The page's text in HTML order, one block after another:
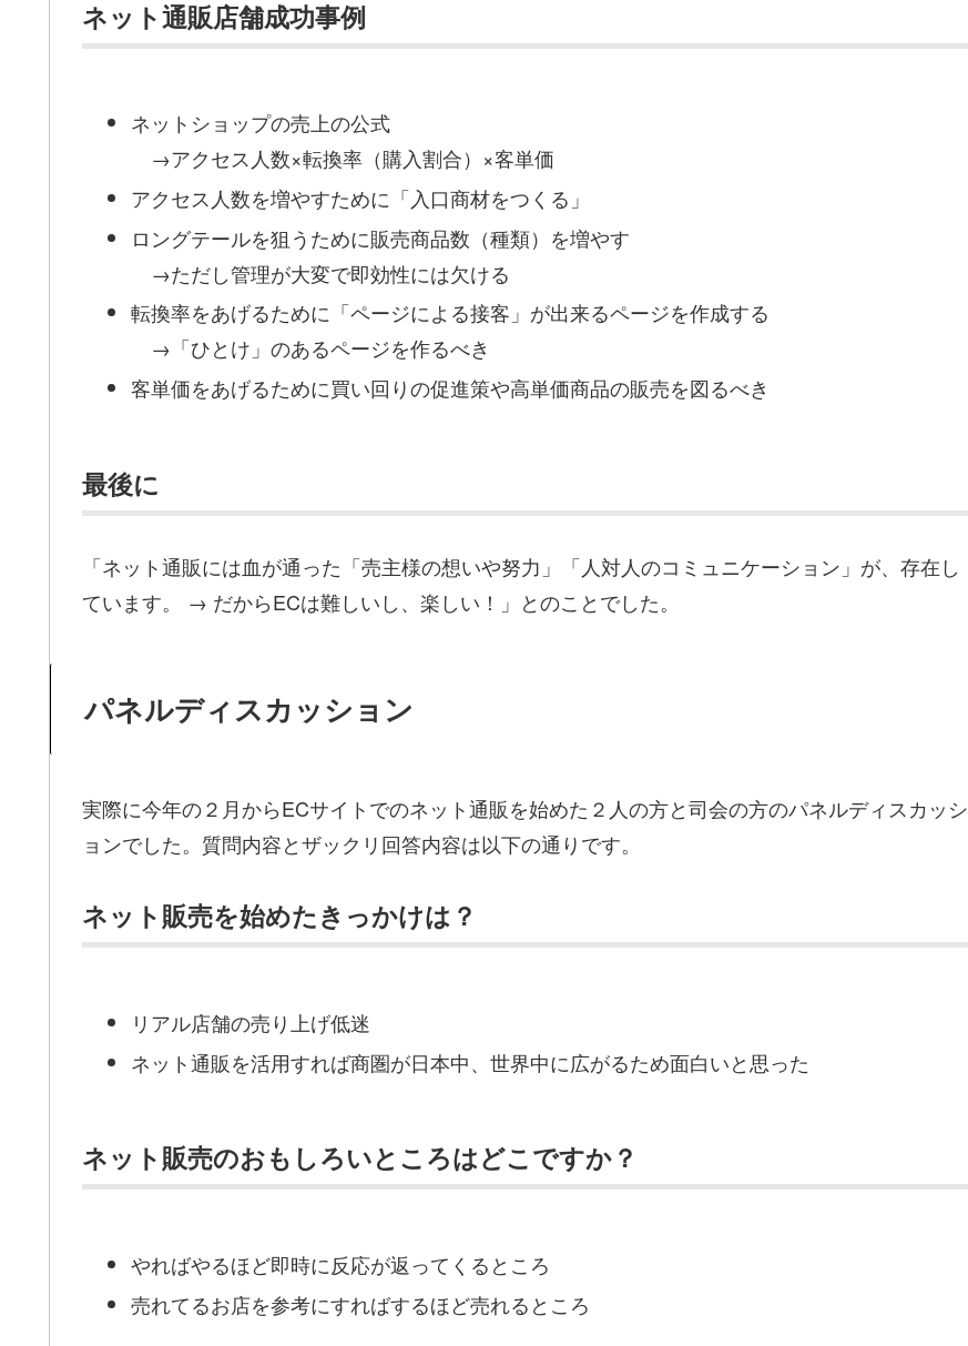
ネット通販店舗成功事例
ネットショップの売上の公式
→アクセス人数×転換率（購入割合）×客単価
アクセス人数を増やすために「入口商材をつくる」
ロングテールを狙うために販売商品数（種類）を増やす
→ただし管理が大変で即効性には欠ける
転換率をあげるために「ページによる接客」が出来るページを作成する
→「ひとけ」のあるページを作るべき
客単価をあげるために買い回りの促進策や高単価商品の販売を図るべき
最後に
「ネット通販には血が通った「売主様の想いや努力」「人対人のコミュニケーション」が、存在し
ています。 → だからECは難しいし、楽しい！」とのことでした。
パネルディスカッション
実際に今年の２月からECサイトでのネット通販を始めた２人の方と司会の方のパネルディスカッシ
ョンでした。質問内容とザックリ回答内容は以下の通りです。
ネット販売を始めたきっかけは？
リアル店舗の売り上げ低迷
ネット通販を活用すれば商圏が日本中、世界中に広がるため面白いと思った
ネット販売のおもしろいところはどこですか？
やればやるほど即時に反応が返ってくるところ
売れてるお店を参考にすればするほど売れるところ